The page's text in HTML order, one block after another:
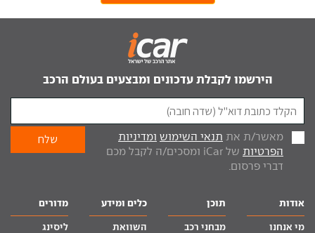
הירשמו לקבלת עדכונים ומבצעים בעולם הרכב
מאשר/ת את תנאי השימוש ומדיניות
הפרטיות
של iCar ומסכים/ה לקבל מכם
דברי פרסום.
אודות
מי אנחנו
תוכן
מבחני רכב
כלים ומידע
השוואת
מדורים
ליסינג